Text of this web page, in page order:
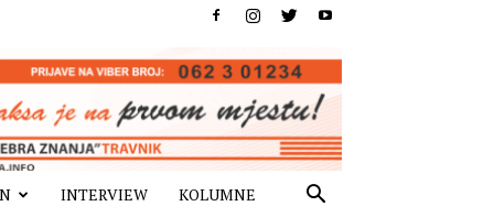
INTERVIEW KOLUMNE